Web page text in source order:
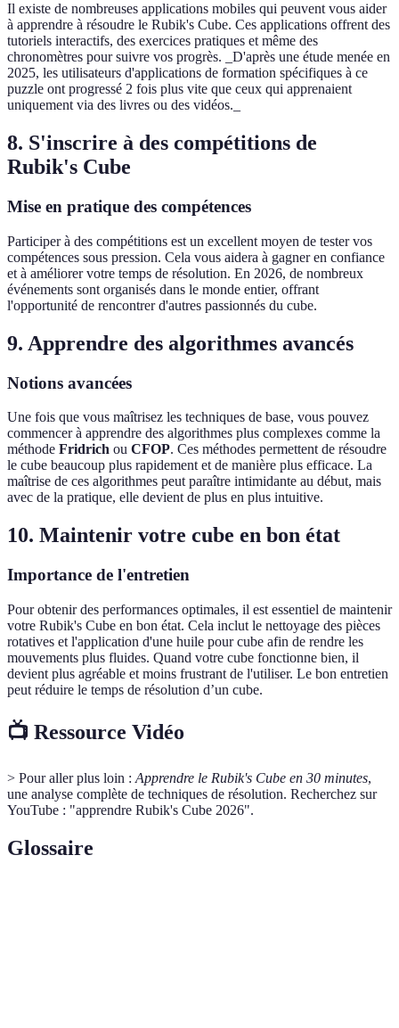
Il existe de nombreuses applications mobiles qui peuvent vous aider
à apprendre à résoudre le Rubik's Cube. Ces applications offrent des
tutoriels interactifs, des exercices pratiques et même des
chronomètres pour suivre vos progrès. _D'après une étude menée en
2025, les utilisateurs d'applications de formation spécifiques à ce
puzzle ont progressé 2 fois plus vite que ceux qui apprenaient
uniquement via des livres ou des vidéos._
8. S'inscrire à des compétitions de
Rubik's Cube
Mise en pratique des compétences
Participer à des compétitions est un excellent moyen de tester vos
compétences sous pression. Cela vous aidera à gagner en confiance
et à améliorer votre temps de résolution. En 2026, de nombreux
événements sont organisés dans le monde entier, offrant
l'opportunité de rencontrer d'autres passionnés du cube.
9. Apprendre des algorithmes avancés
Notions avancées
Une fois que vous maîtrisez les techniques de base, vous pouvez
commencer à apprendre des algorithmes plus complexes comme la
méthode Fridrich ou CFOP. Ces méthodes permettent de résoudre
le cube beaucoup plus rapidement et de manière plus efficace. La
maîtrise de ces algorithmes peut paraître intimidante au début, mais
avec de la pratique, elle devient de plus en plus intuitive.
10. Maintenir votre cube en bon état
Importance de l'entretien
Pour obtenir des performances optimales, il est essentiel de maintenir
votre Rubik's Cube en bon état. Cela inclut le nettoyage des pièces
rotatives et l'application d'une huile pour cube afin de rendre les
mouvements plus fluides. Quand votre cube fonctionne bien, il
devient plus agréable et moins frustrant de l'utiliser. Le bon entretien
peut réduire le temps de résolution d’un cube.
📺 Ressource Vidéo
> Pour aller plus loin : Apprendre le Rubik's Cube en 30 minutes,
une analyse complète de techniques de résolution. Recherchez sur
YouTube : "apprendre Rubik's Cube 2026".
Glossaire